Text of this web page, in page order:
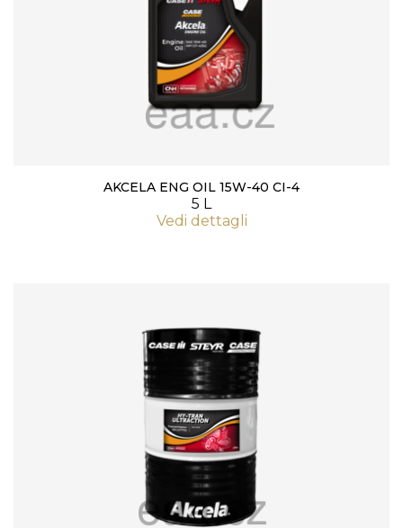
AKCELA ENG OIL 15W-40 CI-4
5 L
Vedi dettagli